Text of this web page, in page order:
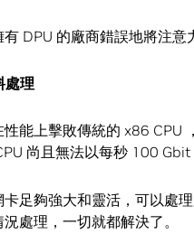
DPU 的廠商錯誤地將注意
處理
能上擊敗傳統的 x86 CPU
尚且無法以每秒 100
足夠強大和靈活，可以處
處理，一切就都解決了。